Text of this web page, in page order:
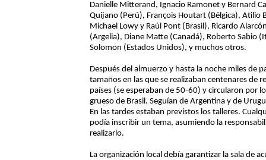
Danielle Mitterand, Ignacio Ramonet y Bernard
Quijano (Perú), François Houtart (Bélgica), Atilio
Michael Lowy y Raúl Pont (Brasil), Ricardo
(Argelia), Diane Matte (Canadá), Roberto Sabio
Solomon (Estados Unidos), y muchos otros.
Después del almuerzo y hasta la noche miles de
tamaños en las que se realizaban centenares de
países (se esperaban de 50-60) y circularon por
grueso de Brasil. Seguían de Argentina y de
En las tardes estaban previstos los talleres.
podía inscribir un tema, asumiendo la
realizarlo.
La organización local debía garantizar la sala de